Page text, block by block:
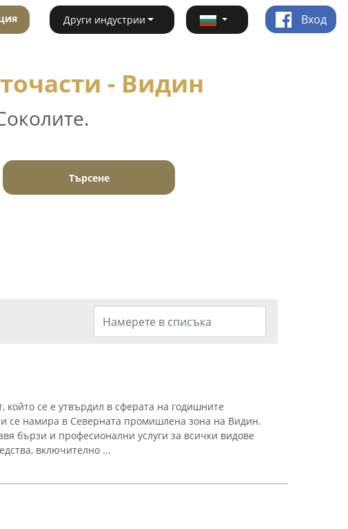
Други индустрии Вход
- Видин
Търсене
се е утвърдил в сферата на годишните
се намира в Северната промишлена зона на Видин.
бързи и професионални услуги за всички видове
включително ...